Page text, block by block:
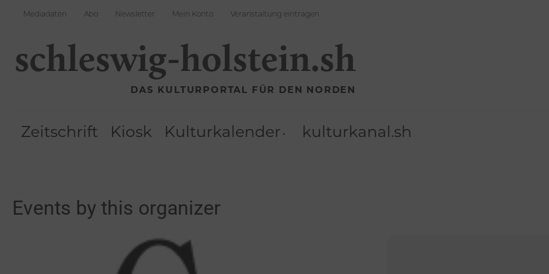
Mediadaten Abo Newsletter Mein Konto Veranstaltung eintragen
schleswig-holstein.sh
DAS KULTURPORTAL FÜR DEN NORDEN
Zeitschrift Kiosk Kulturkalender kulturkanal.sh
Events by this organizer